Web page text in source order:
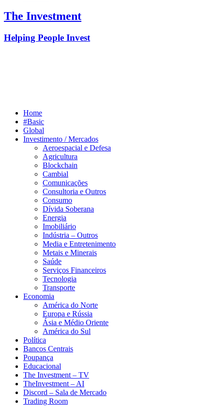
The Investment
Helping People Invest
Home
#Basic
Global
Investimento / Mercados
Aeroespacial e Defesa
Agricultura
Blockchain
Cambial
Comunicações
Consultoria e Outros
Consumo
Dívida Soberana
Energia
Imobiliário
Indústria – Outros
Media e Entretenimento
Metais e Minerais
Saúde
Serviços Financeiros
Tecnologia
Transporte
Economia
América do Norte
Europa e Rússia
Ásia e Médio Oriente
América do Sul
Política
Bancos Centrais
Poupança
Educacional
The Investment – TV
TheInvestment – AI
Discord – Sala de Mercado
Trading Room